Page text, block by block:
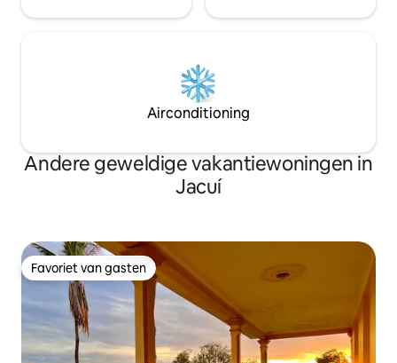
Airconditioning
Andere geweldige vakantiewoningen in
Jacuí
Favoriet van gasten
Favoriet van gasten